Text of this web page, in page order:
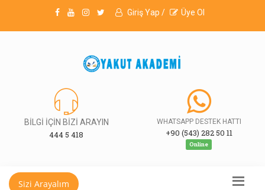
Giriş Yap / Üye Ol
BİLGİ İÇİN BİZİ ARAYIN
444 5 418
WHATSAPP DESTEK HATTI
+90 (543) 282 50 11
Online
Sizi Arayalım